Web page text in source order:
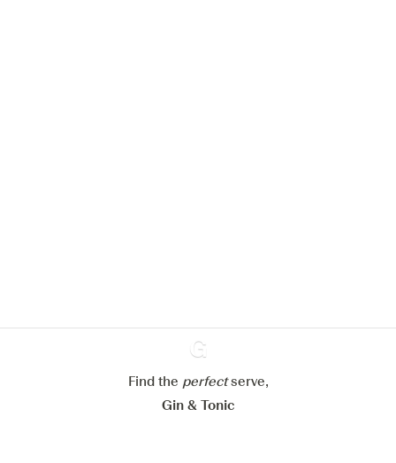
Ginventory
Find the perfectserve,
Gin & Tonic
Paramétrer mes cookies
Refuser tout Accepter tout